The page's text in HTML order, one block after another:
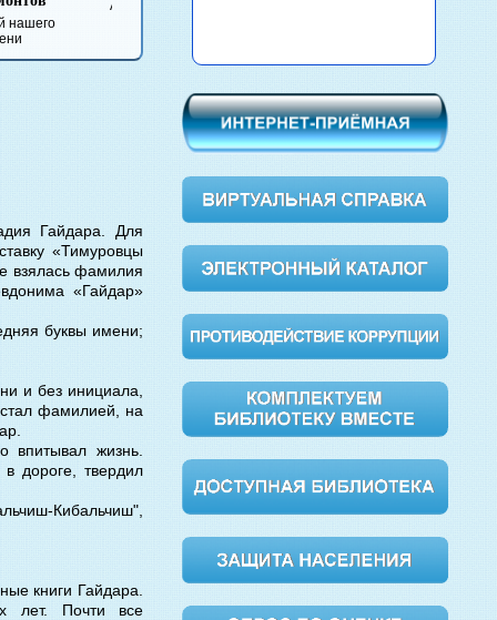
Анна Каренина
Гайдара. Для
«Тимуровцы
взялась фамилия
«Гайдар»
буквы имени;
и без инициала,
фамилией, на
впитывал жизнь.
дороге, твердил
Кибальчиш",
книги Гайдара.
лет. Почти все